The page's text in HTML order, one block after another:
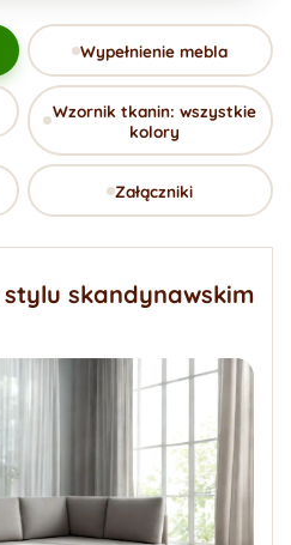
Wypełnienie mebla
Wzornik tkanin: wszystkie
kolory
Załączniki
skandynawskim